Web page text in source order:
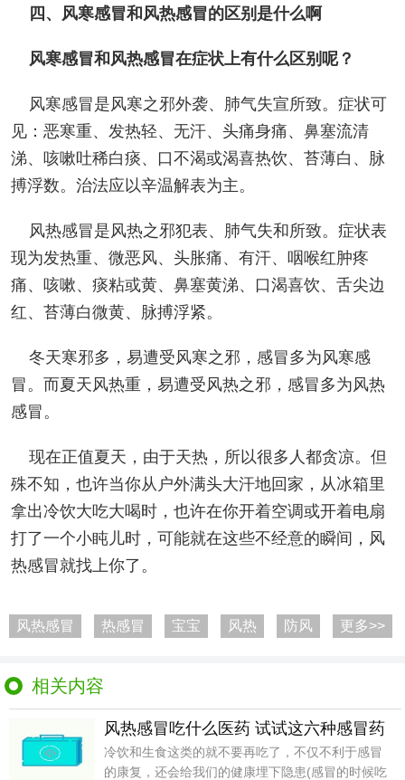
四、风寒感冒和风热感冒的区别是什么啊
风寒感冒和风热感冒在症状上有什么区别呢？
风寒感冒是风寒之邪外袭、肺气失宣所致。症状可
见：恶寒重、发热轻、无汗、头痛身痛、鼻塞流清
涕、咳嗽吐稀白痰、口不渴或渴喜热饮、苔薄白、脉
搏浮数。治法应以辛温解表为主。
风热感冒是风热之邪犯表、肺气失和所致。症状表
现为发热重、微恶风、头胀痛、有汗、咽喉红肿疼
痛、咳嗽、痰粘或黄、鼻塞黄涕、口渴喜饮、舌尖边
红、苔薄白微黄、脉搏浮紧。
冬天寒邪多，易遭受风寒之邪，感冒多为风寒感
冒。而夏天风热重，易遭受风热之邪，感冒多为风热
感冒。
现在正值夏天，由于天热，所以很多人都贪凉。但
殊不知，也许当你从户外满头大汗地回家，从冰箱里
拿出冷饮大吃大喝时，也许在你开着空调或开着电扇
打了一个小盹儿时，可能就在这些不经意的瞬间，风
热感冒就找上你了。
风热感冒 热感冒 宝宝 风热 防风 更多>>
相关内容
风热感冒吃什么医药 试试这六种感冒药
冷饮和生食这类的就不要再吃了，不仅不利于感冒
的康复，还会给我们的健康埋下隐患(感冒的时候吃